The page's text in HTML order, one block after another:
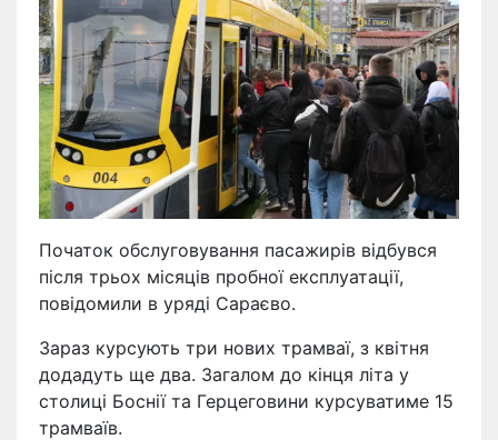
Початок обслуговування пасажирів відбувся
після трьох місяців пробної експлуатації,
повідомили в уряді Сараєво.
Зараз курсують три нових трамваї, з квітня
додадуть ще два. Загалом до кінця літа у
столиці Боснії та Герцеговини курсуватиме 15
трамваїв.